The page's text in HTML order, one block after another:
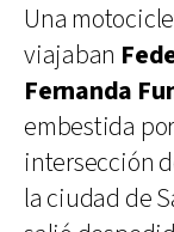
Una
viajaban
Fernanda
embestida
intersección
la ciudad de